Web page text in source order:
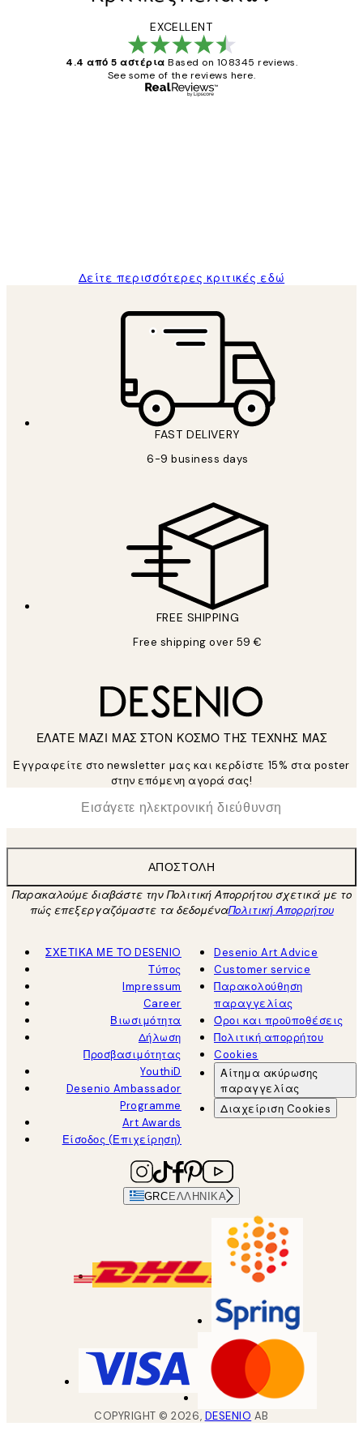
EXCELLENT
4.4 από 5 αστέρια Based on 108345 reviews.
See some of the reviews here.
Δείτε περισσότερες κριτικές εδώ
FAST DELIVERY
6-9 business days
FREE SHIPPING
Free shipping over 59 €
ΕΛΑΤΕ ΜΑΖΙ ΜΑΣ ΣΤΟΝ ΚΟΣΜΟ ΤΗΣ ΤΕΧΝΗΣ ΜΑΣ
Εγγραφείτε στο newsletter μας και κερδίστε 15% στα poster
στην επόμενη αγορά σας!
Ηλεκτρονική Διεύθυνση
ΑΠΟΣΤΟΛΉ
Παρακαλούμε διαβάστε την Πολιτική Απορρήτου σχετικά με το
πώς επεξεργαζόμαστε τα δεδομέναΠολιτική Απορρήτου
ΣΧΕΤΙΚΑ ΜΕ ΤΟ DESENIO
Τύπος
Impressum
Career
Βιωσιμότητα
Δήλωση
Προσβασιμότητας
YouthiD
Desenio Ambassador
Programme
Art Awards
Είσοδος (Επιχείρηση)
Desenio Art Advice
Customer service
Παρακολούθηση
παραγγελίας
Όροι και προϋποθέσεις
Πολιτική απορρήτου
Cookies
Αίτημα ακύρωσης
παραγγελίας
Διαχείριση Cookies
GRCΕΛΛΗΝΙΚΆ
COPYRIGHT ©2026, DESENIO AB